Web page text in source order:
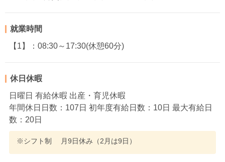
就業時間
【1】：08:30～17:30(休憩60分)
休日休暇
日曜日 有給休暇 出産・育児休暇
年間休日日数：107日 初年度有給日数：10日 最大有給日
数：20日
※シフト制 月9日休み（2月は9日）